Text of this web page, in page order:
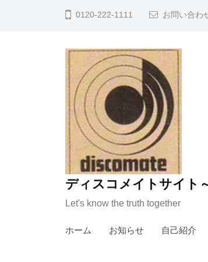
0120-222-1111 お問い合わ
ディスコメイトサイト
Let's know the truth together
ホーム お知らせ 自己紹介